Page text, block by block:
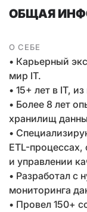
ОБЩАЯ
О СЕБЕ
• Карьерный
мир IT.
• 15+ лет в IT,
• Более 8 лет
хранилищ
•
ETL-
и управлении
• Разработал с
мониторинга
• Провел 150+